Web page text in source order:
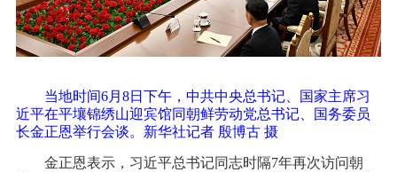
当地时间6月8日下午，中共中央总书记、国家主席习
近平在平壤锦绣山迎宾馆同朝鲜劳动党总书记、国务委员
长金正恩举行会谈。新华社记者 殷博古 摄
金正恩表示，习近平总书记同志时隔7年再次访问朝